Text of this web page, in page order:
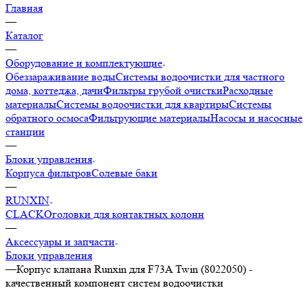
Главная
—
Каталог
—
Оборудование и комплектующие
Обеззараживание водыСистемы водоочистки для частного
дома, коттеджа, дачиФильтры грубой очисткиРасходные
материалыСистемы водоочистки для квартирыСистемы
обратного осмосаФильтрующие материалыНасосы и насосные
станции
—
Блоки управления
Корпуса фильтровСолевые баки
—
RUNXIN
CLACKОголовки для контактных колонн
—
Аксессуары и запчасти
Блоки управления
—Корпус клапана Runxin для F73A Twin (8022050) -
качественный компонент систем водоочистки